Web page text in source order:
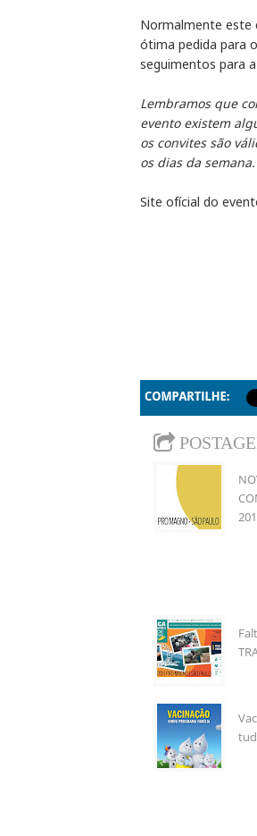
Normalmente este
ótima pedida para
seguimentos para
Lembramos que
evento existem
os convites são
os dias da semana.
Site ofícial do